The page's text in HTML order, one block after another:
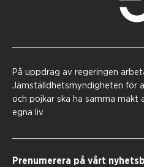
På uppdrag av regeringen
Jämställdhetsmyndigheten för
och pojkar ska ha samma makt
egna liv.
Prenumerera på vårt